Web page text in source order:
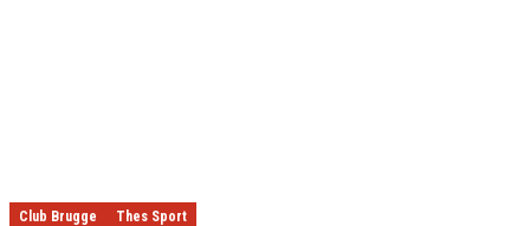
Club Brugge Thes Sport